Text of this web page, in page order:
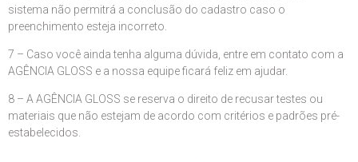
sistema não permitrá a conclusão do cadastro caso o
preenchimento esteja incorreto.
7 – Caso você ainda tenha alguma dúvida, entre em contato com a
AGÊNCIA GLOSS e a nossa equipe ficará feliz em ajudar.
8 – A AGÊNCIA GLOSS se reserva o direito de recusar testes ou
materiais que não estejam de acordo com critérios e padrões pré-
estabelecidos.